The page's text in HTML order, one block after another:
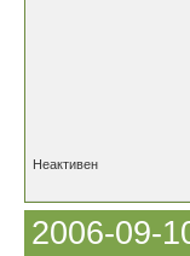
Неактивен
2006-09-